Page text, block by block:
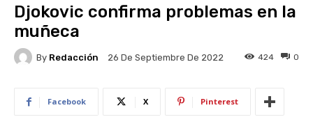
Djokovic confirma problemas en la
muñeca
By Redacción 26 De Septiembre De 2022 0
424
Facebook X Pinterest